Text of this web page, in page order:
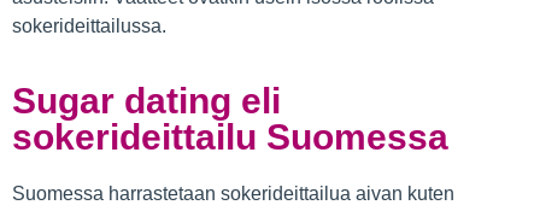
sokerideittailussa.
Sugar dating eli
sokerideittailu Suomessa
Suomessa harrastetaan sokerideittailua aivan kuten